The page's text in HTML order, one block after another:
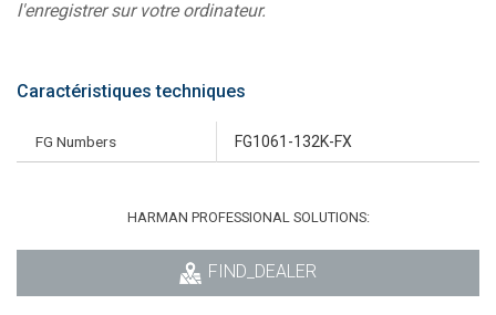
l'enregistrer sur votre ordinateur.
Caractéristiques techniques
FG Numbers FG1061-132K-FX
HARMAN PROFESSIONAL SOLUTIONS:
FIND_DEALER